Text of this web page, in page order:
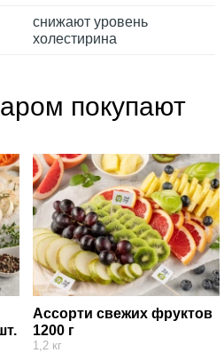
снижают уровень
холестирина
покупают
Ассорти свежих фруктов
1200 г
1,2 кг